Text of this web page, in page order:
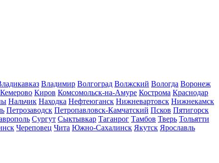
Владимир Волгоград Волжский Вологда Воронеж
Кемерово Киров Комсомольск-на-Амуре Кострома Краснодар
Нальчик Находка Нефтеюганск Нижневартовск Нижнекамск
Петрозаводск Петропавловск-Камчатский Псков Пятигорск
Сургут Сыктывкар Таганрог Тамбов Тверь Тольятти
Череповец Чита Южно-Сахалинск Якутск Ярославль